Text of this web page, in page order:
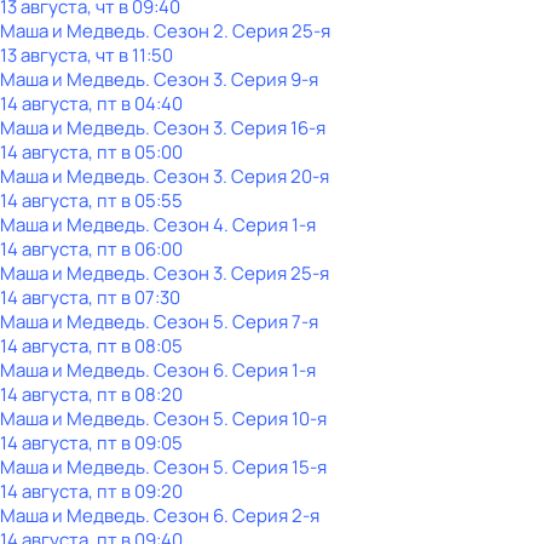
13 августа, чт в 09:40
Маша и Медведь. Сезон 2. Серия 25-я
13 августа, чт в 11:50
Маша и Медведь. Сезон 3. Серия 9-я
14 августа, пт в 04:40
Маша и Медведь. Сезон 3. Серия 16-я
14 августа, пт в 05:00
Маша и Медведь. Сезон 3. Серия 20-я
14 августа, пт в 05:55
Маша и Медведь. Сезон 4. Серия 1-я
14 августа, пт в 06:00
Маша и Медведь. Сезон 3. Серия 25-я
14 августа, пт в 07:30
Маша и Медведь. Сезон 5. Серия 7-я
14 августа, пт в 08:05
Маша и Медведь. Сезон 6. Серия 1-я
14 августа, пт в 08:20
Маша и Медведь. Сезон 5. Серия 10-я
14 августа, пт в 09:05
Маша и Медведь. Сезон 5. Серия 15-я
14 августа, пт в 09:20
Маша и Медведь. Сезон 6. Серия 2-я